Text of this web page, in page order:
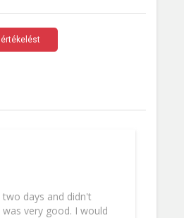
days and didn't
very good. I would